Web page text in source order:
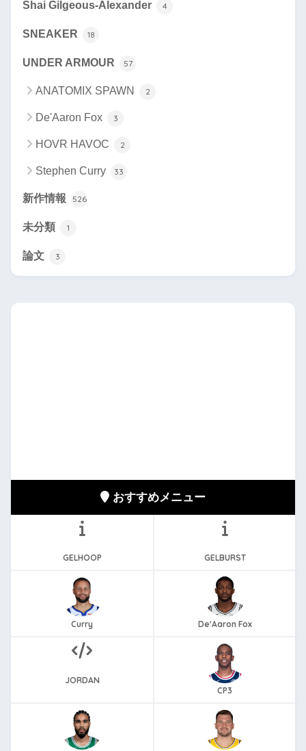
Shai Gilgeous-Alexander 4
SNEAKER 18
UNDER ARMOUR 57
ANATOMIX SPAWN 2
De'Aaron Fox 3
HOVR HAVOC 2
Stephen Curry 33
新作情報 526
未分類 1
論文 3
おすすめメニュー
GELHOOP GELBURST
Curry De'Aaron Fox
JORDAN
CP3